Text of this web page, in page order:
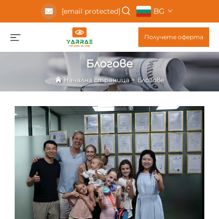
[email protected] BG
Получете оферта
Блогове
Начална страница>Блогове